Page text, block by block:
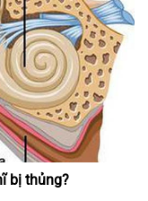
bị thủng?